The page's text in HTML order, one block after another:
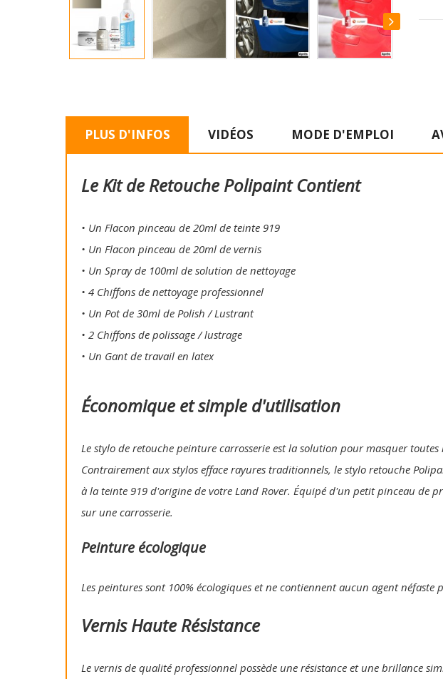
PLUS D'INFOS VIDÉOS MODE D'EMPLOI
Le Kit de Retouche Polipaint Contient
• Un Flacon pinceau de 20ml de teinte 919
• Un Flacon pinceau de 20ml de vernis
• Un Spray de 100ml de solution de nettoyage
• 4 Chiffons de nettoyage professionnel
• Un Pot de 30ml de Polish / Lustrant
• 2 Chiffons de polissage / lustrage
• Un Gant de travail en latex
Économique et simple d'utilisation
Le stylo de retouche peinture carrosserie est la solution pour masquer
Contrairement aux stylos efface rayures traditionnels, le stylo retouche
à la teinte 919 d'origine de votre Land Rover. Équipé d'un petit pinceau de
sur une carrosserie.
Peinture écologique
Les peintures sont 100% écologiques et ne contiennent aucun agent néfaste
Vernis Haute Résistance
Le vernis de qualité professionnel possède une résistance et une brillance